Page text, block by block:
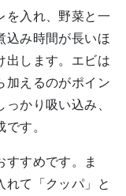
を入れ、野菜と一
込み時間が長いほ
出します。エビは
加えるのがポイン
かり吸い込み、
す。
すめです。ま
れて「クッパ」と